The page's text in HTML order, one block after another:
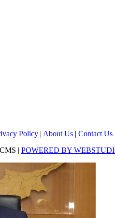
Policy | About Us | Contact Us
| POWERED BY